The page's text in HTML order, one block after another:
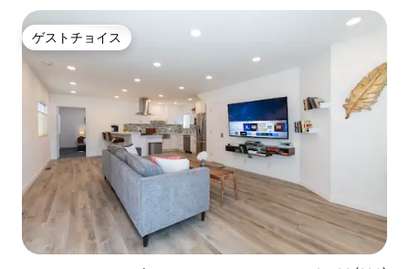
ゲストチョイス
ゲストチョイス